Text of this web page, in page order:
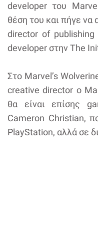
developer του
θέση του και πήγε να
director of publishing
developer στην The
Στο Marvel’s
creative director ο
θα είναι επίσης
Cameron Christian,
PlayStation, αλλά σε